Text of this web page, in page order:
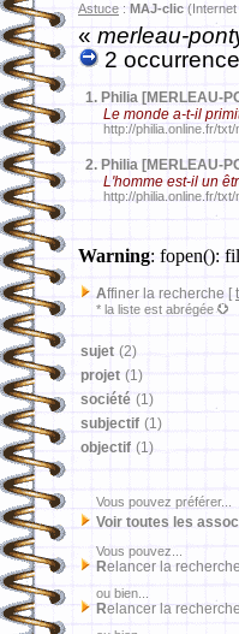
Astuce : MAJ-clic
«merleau-
2
1. Philia [MERLEAU-
Le monde a-t-il
http://philia.online.fr/txt/
2. Philia [MERLEAU-
L'homme est-il un
http://philia.online.fr/txt/
Warning: fopen():
Affiner la recherche [
* la liste est abrégée
sujet (2)
projet (1)
société (1)
subjectif (1)
objectif (1)
Vous pouvez préférer...
Voir toutes les
Vous pouvez...
Relancer la
ou bien...
Relancer la